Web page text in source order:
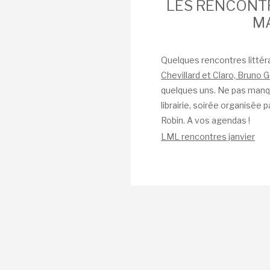
LES
Quelques rencontres
Chevillard et Claro, Bruno
quelques uns. Ne pas
librairie, soirée organisée
Robin. A vos agendas !
LML rencontres janvier